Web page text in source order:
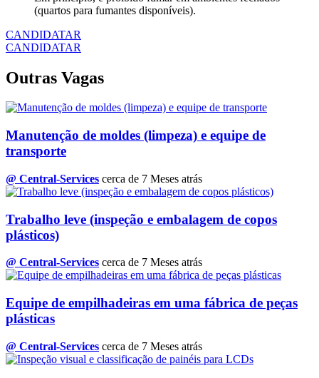
(quartos para fumantes disponíveis).
CANDIDATAR
CANDIDATAR
Outras Vagas
Manutenção de moldes (limpeza) e equipe de
transporte
@ Central-Services cerca de 7 Meses atrás
Trabalho leve (inspeção e embalagem de copos
plásticos)
@ Central-Services cerca de 7 Meses atrás
Equipe de empilhadeiras em uma fábrica de peças
plásticas
@ Central-Services cerca de 7 Meses atrás